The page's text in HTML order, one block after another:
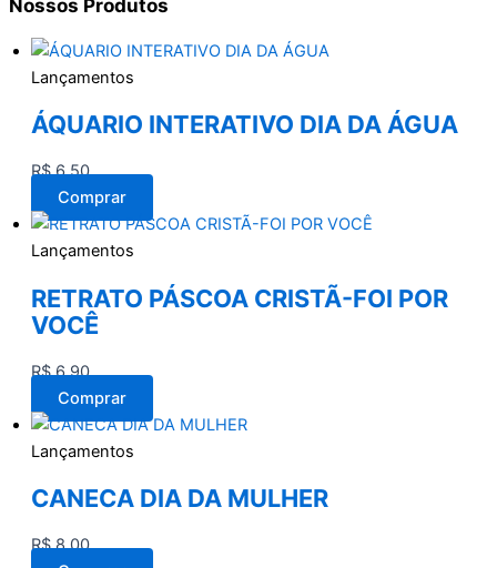
Nossos Produtos
Lançamentos
ÁQUARIO INTERATIVO DIA DA ÁGUA
R$6,50
Comprar
Lançamentos
RETRATO PÁSCOA CRISTÃ-FOI POR
VOCÊ
R$6,90
Comprar
Lançamentos
CANECA DIA DA MULHER
R$8,00